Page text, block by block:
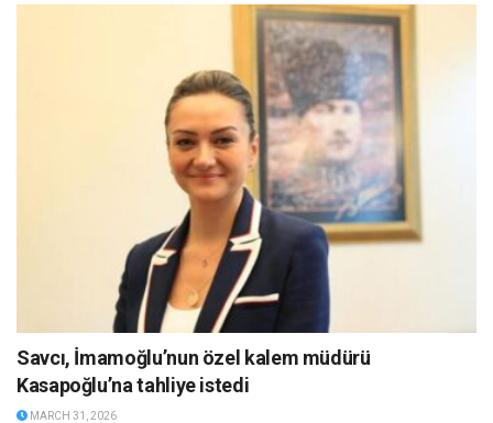
Savcı, İmamoğlu’nun özel kalem müdürü
Kasapoğlu’na tahliye istedi
MARCH 31, 2026